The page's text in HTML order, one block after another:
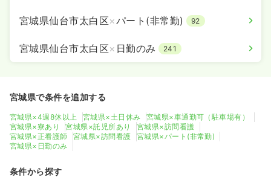
宮城県仙台市太白区×パート(非常勤) 92
宮城県仙台市太白区× 日勤のみ 241
宮城県で条件を追加する
宮城県×4週8休以上 宮城県×土日休み
宮城県×車通勤可（駐車場有）
宮城県×寮あり
宮城県×託児所あり
宮城県×訪問看護
宮城県×正看護師
宮城県×訪問看護
宮城県×パート(非常勤)
宮城県×日勤のみ
条件から探す